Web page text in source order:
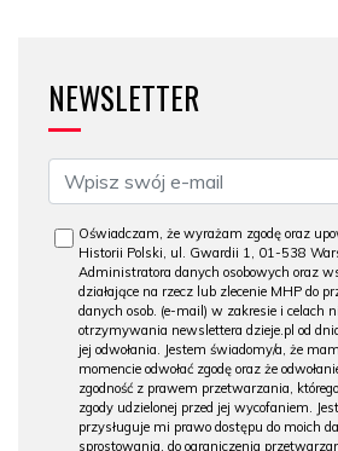
NEWSLETTER
Oświadczam, że wyrażam zgodę oraz
Historii Polski, ul. Gwardii 1, 01-538
Administratora danych osobowych oraz
działające na rzecz lub zlecenie MHP do
danych osob. (e-mail) w zakresie i celach
otrzymywania newslettera dzieje.pl od
jej odwołania. Jestem świadomy/a, że
momencie odwołać zgodę oraz że
zgodność z prawem przetwarzania,
zgody udzielonej przed jej wycofaniem.
przysługuje mi prawo dostępu do moich
sprostowania, do ograniczenia